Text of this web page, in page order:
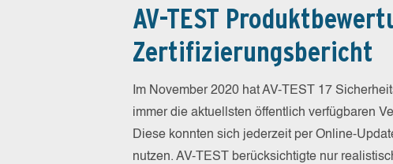
AV-TEST
Zertifizierungsbericht
Im November 2020 hat AV-TEST 17
immer die aktuellsten öffentlich verfügbaren
Diese konnten sich jederzeit per Online-
nutzen. AV-TEST berücksichtigte nur